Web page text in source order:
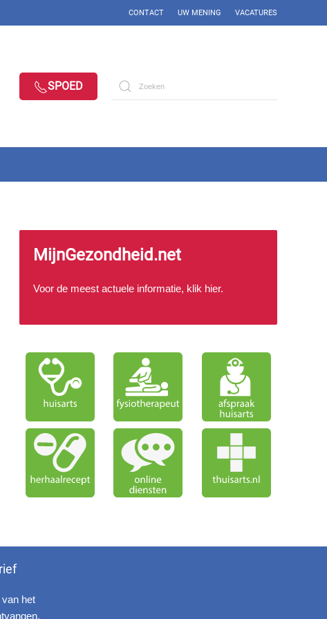
CONTACT UW MENING VACATURES
SPOED
MijnGezondheid.net
Voor de meest actuele informatie, klik hier.
het